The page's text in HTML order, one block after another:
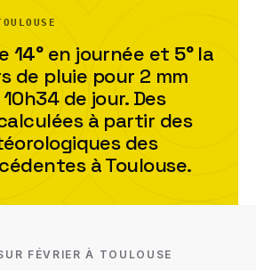
14°en journée et 5°la
sde pluie pour 2 mm
10h34de jour. Des
à partir des
des
àToulouse.
FÉVRIER À TOULOUSE